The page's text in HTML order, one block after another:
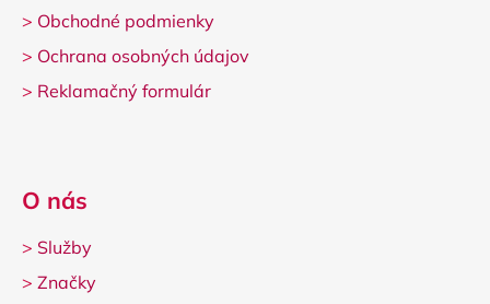
> Obchodné podmienky
> Ochrana osobných údajov
> Reklamačný formulár
O nás
> Služby
> Značky